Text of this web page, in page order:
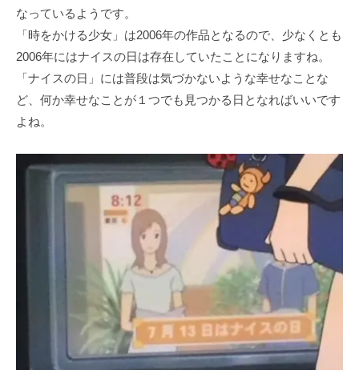
なっているようです。
「時をかける少女」は2006年の作品となるので、少なくとも
2006年にはナイスの日は存在していたことになりますね。
「ナイスの日」には普段は気づかないような幸せなことな
ど、何か幸せなことが１つでも見つかる日となればいいです
よね。